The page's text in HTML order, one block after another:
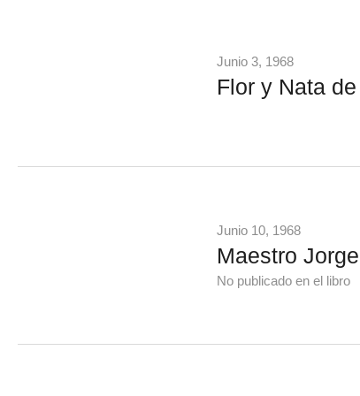
Junio 3, 1968
Flor y Nata
Junio 10, 1968
Maestro
No publicado en el libro